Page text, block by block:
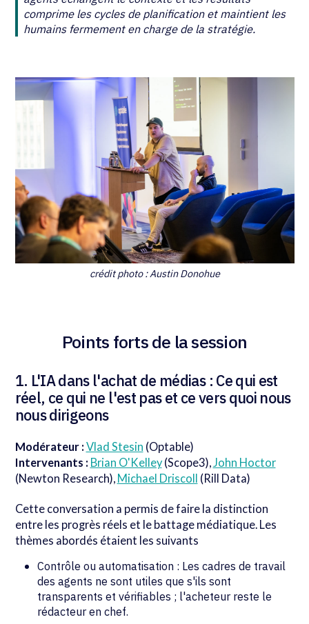
comprime les cycles de planification et maintient les
humains fermement en charge de la stratégie.
crédit photo : Austin Donohue
Points forts de la session
1. L'IA dans l'achat de médias : Ce qui est
réel, ce qui ne l'est pas et ce vers quoi nous
nous dirigeons
Modérateur : Vlad Stesin (Optable)
Intervenants : Brian O'Kelley(Scope3),John Hoctor
(Newton Research), Michael Driscoll (Rill Data)
Cette conversation a permis de faire la distinction
entre les progrès réels et le battage médiatique. Les
thèmes abordés étaient les suivants
Contrôle ou automatisation : Les cadres de travail
des agents ne sont utiles que s'ils sont
transparents et vérifiables ; l'acheteur reste le
rédacteur en chef.